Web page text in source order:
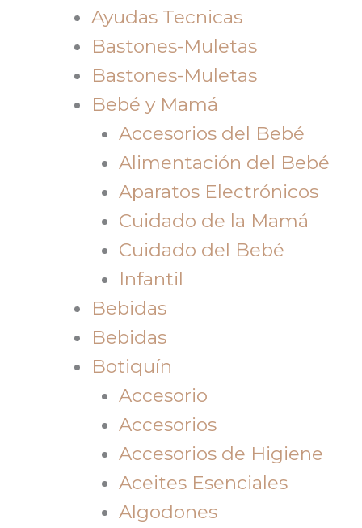
Ayudas Tecnicas
Bastones-Muletas
Bastones-Muletas
Bebé y Mamá
Accesorios del Bebé
Alimentación del Bebé
Aparatos Electrónicos
Cuidado de la Mamá
Cuidado del Bebé
Infantil
Bebidas
Bebidas
Botiquín
Accesorio
Accesorios
Accesorios de Higiene
Aceites Esenciales
Algodones